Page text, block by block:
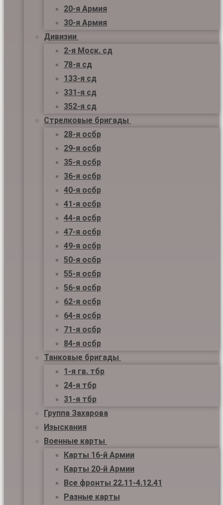
20-я Армия
30-я Армия
Дивизии
2-я Моск. сд
78-я сд
133-я сд
331-я сд
352-я сд
Стрелковые бригады
28-я осбр
29-я осбр
35-я осбр
36-я осбр
40-я осбр
41-я осбр
44-я осбр
47-я осбр
49-я осбр
50-я осбр
55-я осбр
56-я осбр
62-я осбр
64-я осбр
71-я осбр
84-я осбр
Танковые бригады
1-я гв. тбр
24-я тбр
31-я тбр
Группа Захарова
Изыскания
Военные карты
Карты 16-й Армии
Карты 20-й Армии
Все фронты 22.11-4.12.41
Разные карты